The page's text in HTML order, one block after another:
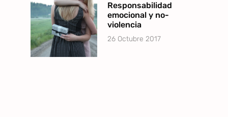
Responsabilidad
emocional y no-
violencia
26 Octubre 2017